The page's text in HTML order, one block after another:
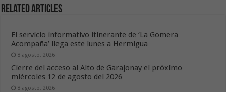
Related Articles
El servicio informativo itinerante de ‘La Gomera
Acompaña’ llega este lunes a Hermigua
8 agosto, 2026
Cierre del acceso al Alto de Garajonay el próximo
miércoles 12 de agosto del 2026
8 agosto, 2026